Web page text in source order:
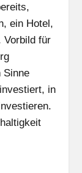
ein Hotel,
Vorbild für
Sinne
in